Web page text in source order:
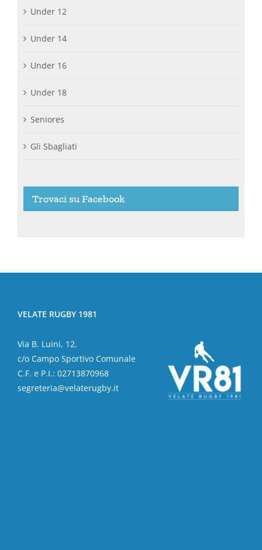
Under 12
Under 14
Under 16
Under 18
Seniores
Gli Sbagliati
Trovaci su Facebook
VELATE RUGBY 1981
Via B. Luini, 12,
c/o Campo Sportivo Comunale
C.F. e P.I.: 02713870968
segreteria@velaterugby.it